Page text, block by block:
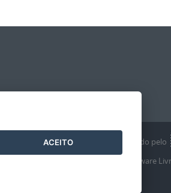
2016
Desenvolvido pelo
com o Software
ACEITO